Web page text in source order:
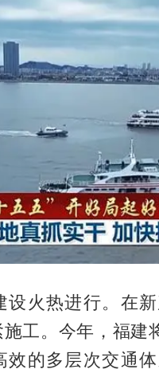
设火热进行。在
工。今年，福建
效的多层次交通